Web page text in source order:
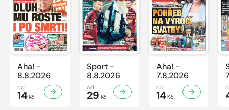
Aha! -
8.8.2026
od
14Kč
Sport -
8.8.2026
od
29 Kč
Aha! -
7.8.2026
od
14Kč